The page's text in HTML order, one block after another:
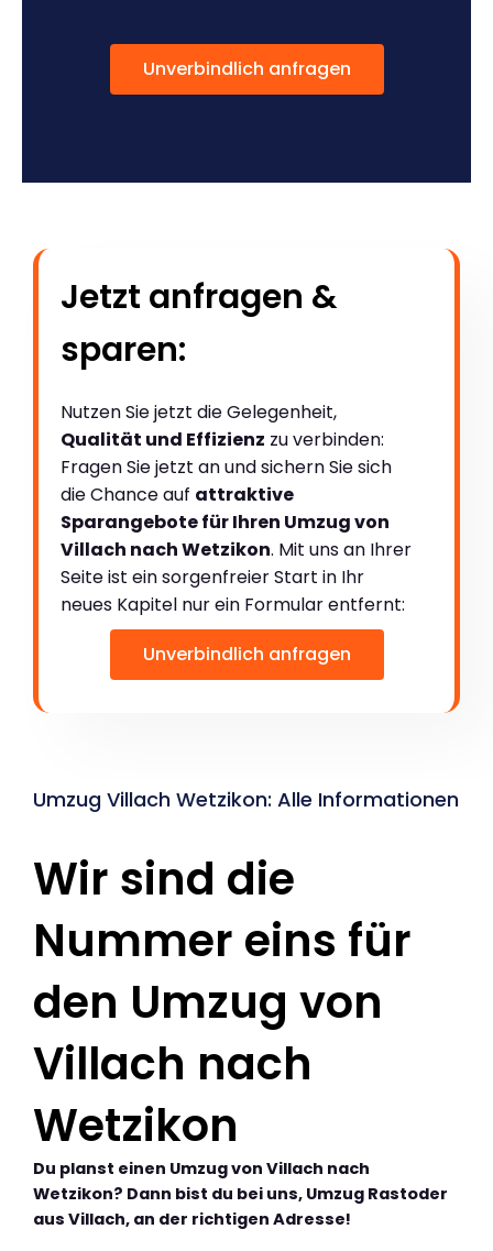
Unverbindlich anfragen
Jetzt anfragen &
sparen:
Nutzen Sie jetzt die Gelegenheit,
Qualität und Effizienz zu verbinden:
Fragen Sie jetzt an und sichern Sie sich
die Chance auf attraktive
Sparangebote für Ihren Umzug von
Villach nach Wetzikon. Mit uns an Ihrer
Seite ist ein sorgenfreier Start in Ihr
neues Kapitel nur ein Formular entfernt:
Unverbindlich anfragen
Umzug Villach Wetzikon: Alle Informationen
Wir sind die
Nummer eins für
den Umzug von
Villach nach
Wetzikon
Du planst einen Umzug von Villach nach
Wetzikon? Dann bist du bei uns, Umzug Rastoder
aus Villach, an der richtigen Adresse!